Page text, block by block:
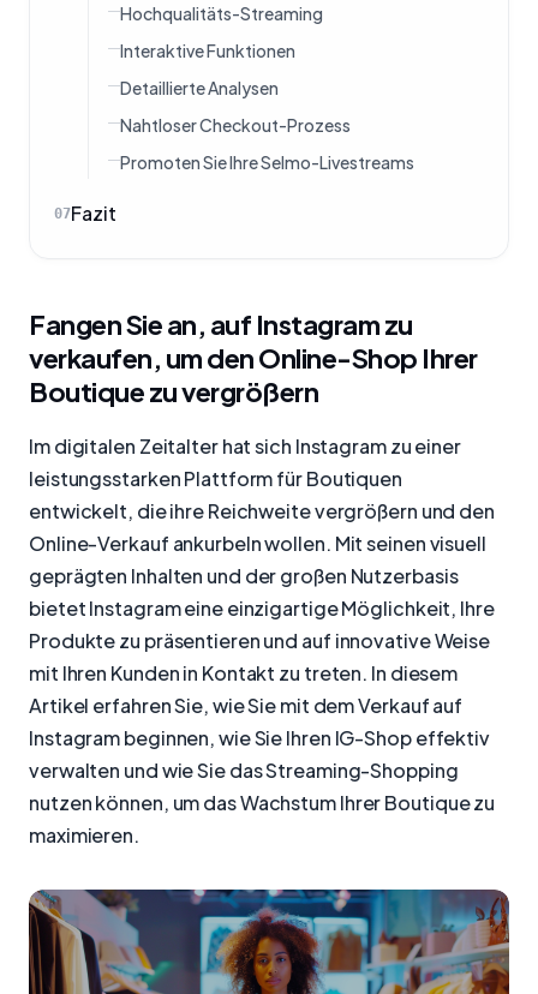
Hochqualitäts-Streaming
Interaktive Funktionen
Detaillierte Analysen
Nahtloser Checkout-Prozess
Promoten Sie Ihre Selmo-Livestreams
07Fazit
Fangen Sie an, auf Instagram zu
verkaufen, um den Online-Shop Ihrer
Boutique zu vergrößern
Im digitalen Zeitalter hat sich Instagram zu einer
leistungsstarken Plattform für Boutiquen
entwickelt, die ihre Reichweite vergrößern und den
Online-Verkauf ankurbeln wollen. Mit seinen visuell
geprägten Inhalten und der großen Nutzerbasis
bietet Instagram eine einzigartige Möglichkeit, Ihre
Produkte zu präsentieren und auf innovative Weise
mit Ihren Kunden in Kontakt zu treten. In diesem
Artikel erfahren Sie, wie Sie mit dem Verkauf auf
Instagram beginnen, wie Sie Ihren IG-Shop effektiv
verwalten und wie Sie das Streaming-Shopping
nutzen können, um das Wachstum Ihrer Boutique zu
maximieren.